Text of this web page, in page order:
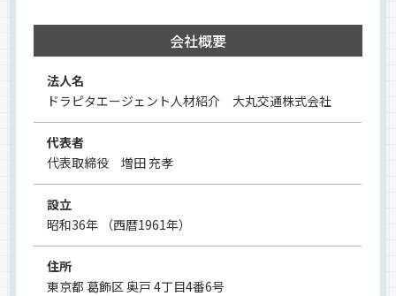
会社概要
法人名
ドラピタエージェント人材紹介 大丸交通株式会社
代表者
代表取締役 増田 充孝
設立
昭和36年 （西暦1961年）
住所
東京都 葛飾区 奥戸 4丁目4番6号